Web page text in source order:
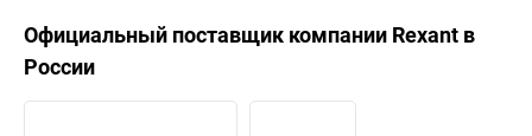
Официальный поставщик компании Rexant в
России